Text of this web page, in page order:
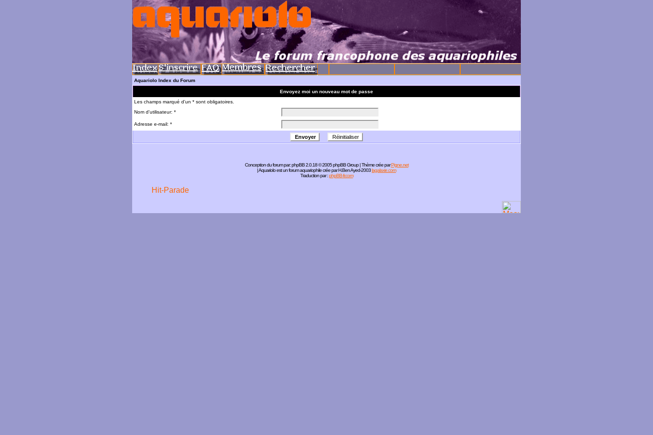
Aquariolo Index du Forum
Envoyez moi un nouveau mot de passe
Les champs marqué d'un * sont obligatoires.
Nom d'utilisateur: *
Adresse e-mail: *
Conception du forum par:phpBB2.0.18 © 2005 phpBB Group | Thème crée parPigne.net
| Aquariolo est un forum aquariophile crée par H.Ben Ayed-2003lagalaxie.com
Traduction par :phpBB-fr.com